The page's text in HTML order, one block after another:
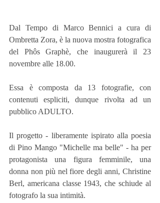
Dal Tempo di Marco Bennici a cura di
Ombretta Zora, è la nuova mostra fotografica
del Phôs Graphè, che inaugurerà il 23
novembre alle 18.00.
Essa è composta da 13 fotografie, con
contenuti espliciti, dunque rivolta ad un
pubblico ADULTO.
Il progetto - liberamente ispirato alla poesia
di Pino Mango "Michelle ma belle" - ha per
protagonista una figura femminile, una
donna non più nel fiore degli anni, Christine
Berl, americana classe 1943, che schiude al
fotografo la sua intimità.